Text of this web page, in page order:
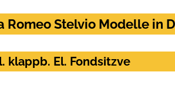
Romeo Stelvio Modelle in
klappb. El. Fondsitzve